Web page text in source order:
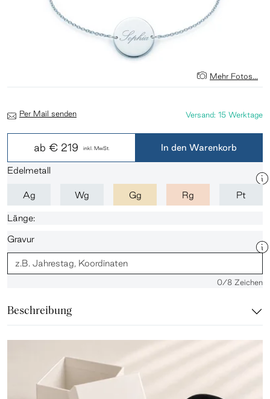
Mehr Fotos...
ab € 219 inkl. MwSt.
Versand: 15 Werktage
Per Mail senden
In den Warenkorb
Edelmetall
Ag Wg Gg Rg Pt
Länge:
Gravur
0/8 Zeichen
Beschreibung